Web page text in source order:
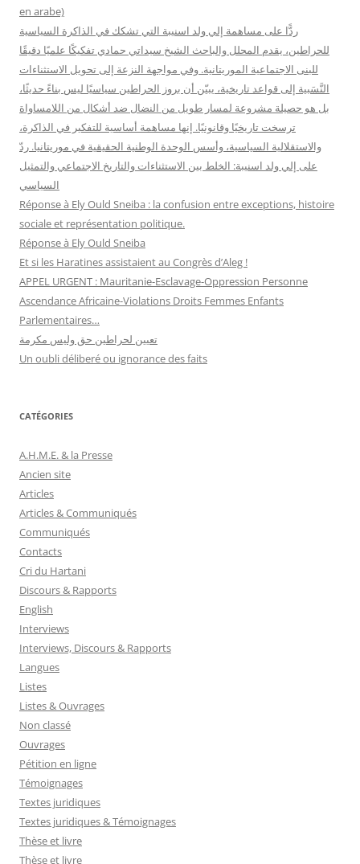
en arabe)
ردًّا على مساهمة إلي ولد اسنيبة التي تشكك في الذاكرة السياسية
للحراطين، يقدم المحلل والباحث الشيخ سيداتي حمادي تفكيكًا علميًا دقيقًا
للبنى الاجتماعية الموريتانية. وفي مواجهة النزعة إلى تحويل الاستثناءات
النَّسَبية إلى قواعد تاريخية، يبيّن أن بروز الحراطين سياسيًا ليس بناءً حديثًا،
بل هو حصيلة مشروعة لمسار طويل من النضال ضد أشكال من اللامساواة
ترسخت تاريخيًا وقانونيًا. إنها مساهمة أساسية للتفكير في الذاكرة،
والاستقلالية السياسية، وأسس الوحدة الوطنية الحقيقية في موريتانيا. ردّ
على إلي ولد اسنيبة: الخلط بين الاستثناءات والتاريخ الاجتماعي والتمثيل
السياسي
Réponse à Ely Ould Sneiba : la confusion entre exceptions, histoire
sociale et représentation politique.
Réponse à Ely Ould Sneiba
Et si les Haratines assistaient au Congrès d’Aleg !
APPEL URGENT : Mauritanie-Esclavage-Oppression Personne
Ascendance Africaine-Violations Droits Femmes Enfants
Parlementaires…
تعيين لحراطين حق وليس مكرمة
Un oubli déliberé ou ignorance des faits
CATÉGORIES
A.H.M.E. & la Presse
Ancien site
Articles
Articles & Communiqués
Communiqués
Contacts
Cri du Hartani
Discours & Rapports
English
Interviews
Interviews, Discours & Rapports
Langues
Listes
Listes & Ouvrages
Non classé
Ouvrages
Pétition en ligne
Témoignages
Textes juridiques
Textes juridiques & Témoignages
Thèse et livre
Thèse et livre